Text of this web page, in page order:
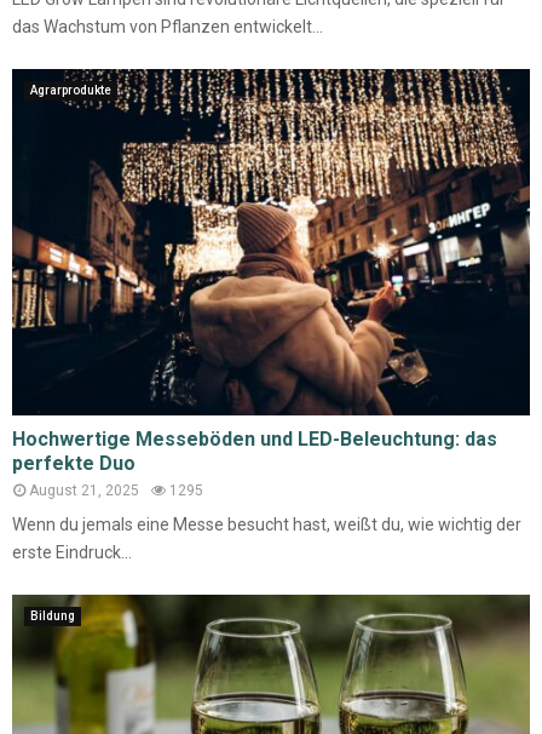
das Wachstum von Pflanzen entwickelt...
Agrarprodukte
Hochwertige Messeböden und LED-Beleuchtung: das
perfekte Duo
August 21, 2025 1295
Wenn du jemals eine Messe besucht hast, weißt du, wie wichtig der
erste Eindruck...
Bildung